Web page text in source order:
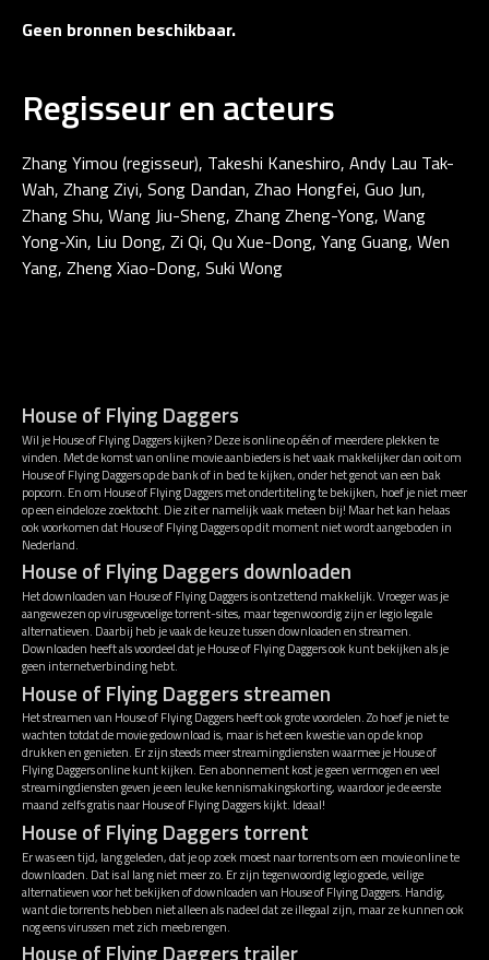
Geen bronnen beschikbaar.
Regisseur en acteurs
Zhang Yimou (regisseur), Takeshi Kaneshiro, Andy Lau Tak-
Wah, Zhang Ziyi, Song Dandan, Zhao Hongfei, Guo Jun,
Zhang Shu, Wang Jiu-Sheng, Zhang Zheng-Yong, Wang
Yong-Xin, Liu Dong, Zi Qi, Qu Xue-Dong, Yang Guang, Wen
Yang, Zheng Xiao-Dong, Suki Wong
House of Flying Daggers
Wil je House of Flying Daggers kijken? Deze is online op één of meerdere plekken te
vinden. Met de komst van online movie aanbieders is het vaak makkelijker dan ooit om
House of Flying Daggers op de bank of in bed te kijken, onder het genot van een bak
popcorn. En om House of Flying Daggers met ondertiteling te bekijken, hoef je niet meer
op een eindeloze zoektocht. Die zit er namelijk vaak meteen bij! Maar het kan helaas
ook voorkomen dat House of Flying Daggers op dit moment niet wordt aangeboden in
Nederland.
House of Flying Daggers downloaden
Het downloaden van House of Flying Daggers is ontzettend makkelijk. Vroeger was je
aangewezen op virusgevoelige torrent-sites, maar tegenwoordig zijn er legio legale
alternatieven. Daarbij heb je vaak de keuze tussen downloaden en streamen.
Downloaden heeft als voordeel dat je House of Flying Daggers ook kunt bekijken als je
geen internetverbinding hebt.
House of Flying Daggers streamen
Het streamen van House of Flying Daggers heeft ook grote voordelen. Zo hoef je niet te
wachten totdat de movie gedownload is, maar is het een kwestie van op de knop
drukken en genieten. Er zijn steeds meer streamingdiensten waarmee je House of
Flying Daggers online kunt kijken. Een abonnement kost je geen vermogen en veel
streamingdiensten geven je een leuke kennismakingskorting, waardoor je de eerste
maand zelfs gratis naar House of Flying Daggers kijkt. Ideaal!
House of Flying Daggers torrent
Er was een tijd, lang geleden, dat je op zoek moest naar torrents om een movie online te
downloaden. Dat is al lang niet meer zo. Er zijn tegenwoordig legio goede, veilige
alternatieven voor het bekijken of downloaden van House of Flying Daggers. Handig,
want die torrents hebben niet alleen als nadeel dat ze illegaal zijn, maar ze kunnen ook
nog eens virussen met zich meebrengen.
House of Flying Daggers trailer